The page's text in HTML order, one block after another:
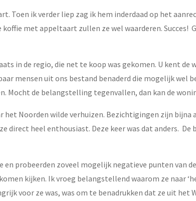
Toen ik verder liep zag ik hem inderdaad op het
met appeltaart zullen ze wel waarderen. Succes!
in de regio, die net te koop was gekomen. U kent
mensen uit ons bestand benaderd die mogelijk wel
Mocht de belangstelling tegenvallen, dan kan de
Noorden wilde verhuizen. Bezichtigingen zijn bijna
direct heel enthousiast. Deze keer was dat anders.
probeerden zoveel mogelijk negatieve punten van
kijken. Ik vroeg belangstellend waarom ze naar
voor ze was, was om te benadrukken dat ze uit het